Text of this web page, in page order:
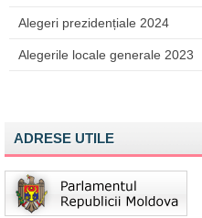
Alegeri prezidențiale 2024
Alegerile locale generale 2023
ADRESE UTILE